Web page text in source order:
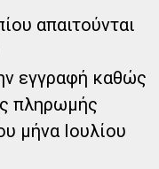
απαιτούνται
εγγραφή καθώς
πληρωμής
μήνα Ιουλίου